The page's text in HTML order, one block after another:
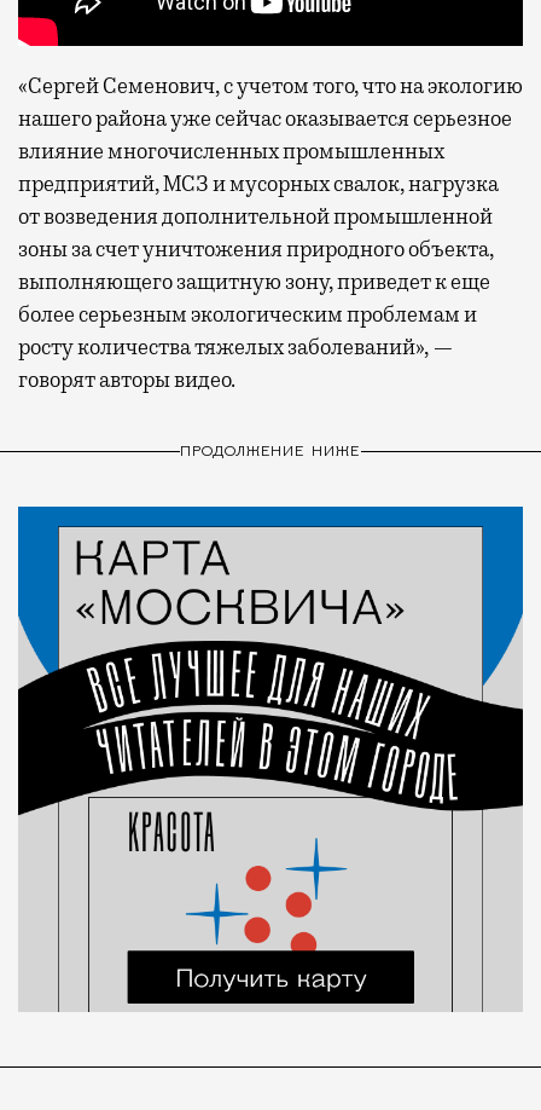
«Сергей Семенович, с учетом того, что на экологию
нашего района уже сейчас оказывается серьезное
влияние многочисленных промышленных
предприятий, МСЗ и мусорных свалок, нагрузка
от возведения дополнительной промышленной
зоны за счет уничтожения природного объекта,
выполняющего защитную зону, приведет к еще
более серьезным экологическим проблемам и
росту количества тяжелых заболеваний», —
говорят авторы видео.
ПРОДОЛЖЕНИЕ НИЖЕ